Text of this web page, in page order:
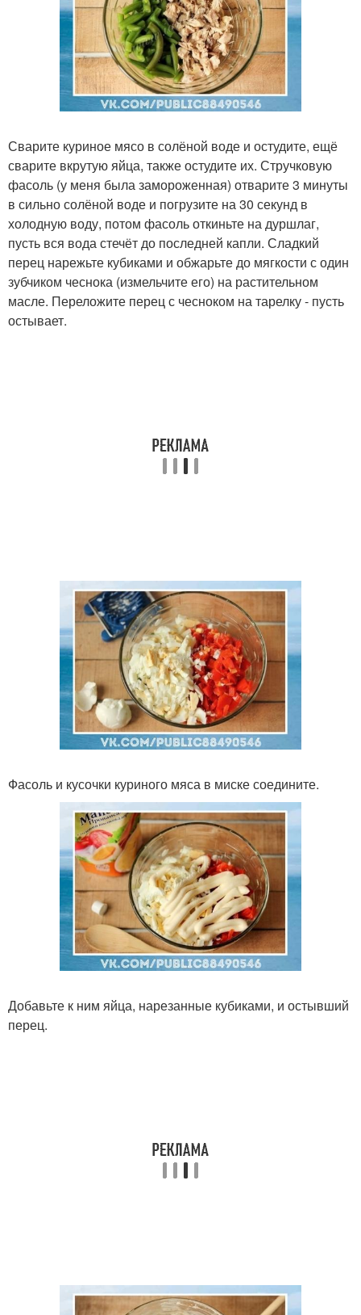
Сварите куриное мясо в солёной воде и остудите, ещё
сварите вкрутую яйца, также остудите их. Стручковую
фасоль (у меня была замороженная) отварите 3 минуты
в сильно солёной воде и погрузите на 30 секунд в
холодную воду, потом фасоль откиньте на дуршлаг,
пусть вся вода стечёт до последней капли. Сладкий
перец нарежьте кубиками и обжарьте до мягкости с один
зубчиком чеснока (измельчите его) на растительном
масле. Переложите перец с чесноком на тарелку - пусть
остывает.
Фасоль и кусочки куриного мяса в миске соедините.
Добавьте к ним яйца, нарезанные кубиками, и остывший
перец.